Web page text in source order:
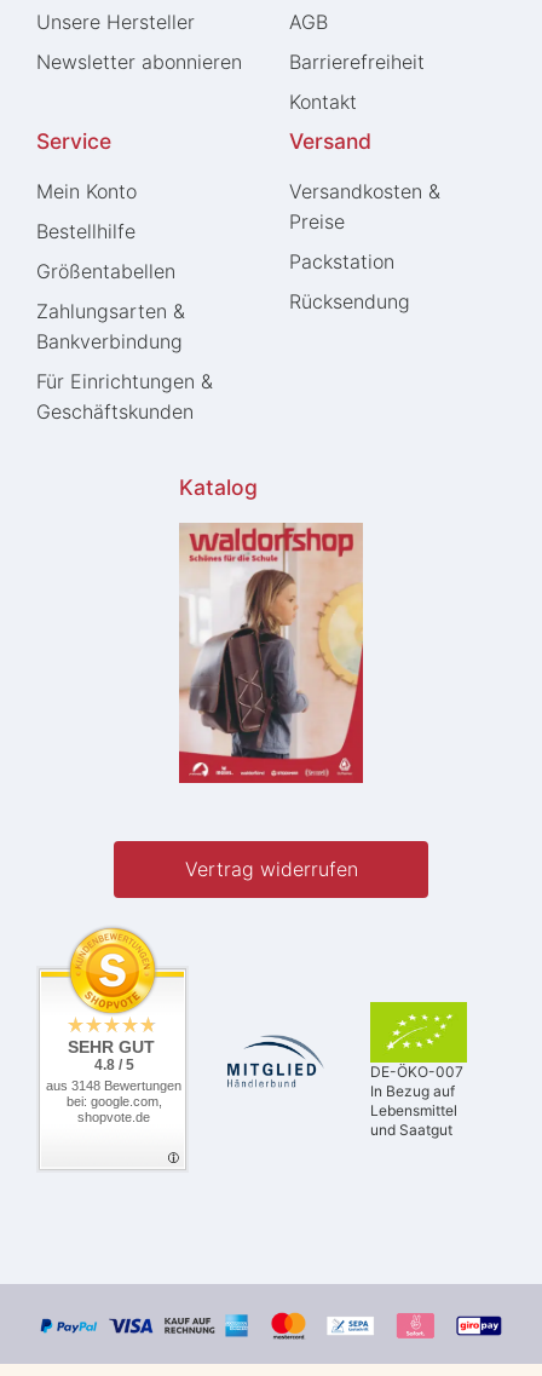
Unsere Hersteller
Newsletter abonnieren
AGB
Barrierefreiheit
Kontakt
Service
Mein Konto
Bestellhilfe
Größentabellen
Zahlungsarten &
Bankverbindung
Für Einrichtungen &
Geschäftskunden
Versand
Versandkosten &
Preise
Packstation
Rücksendung
Katalog
Vertrag widerrufen
SEHR GUT
4.8 / 5
aus 3148 Bewertungen
bei: google.com,
shopvote.de
DE-ÖKO-007
In Bezug auf
Lebensmittel
und Saatgut